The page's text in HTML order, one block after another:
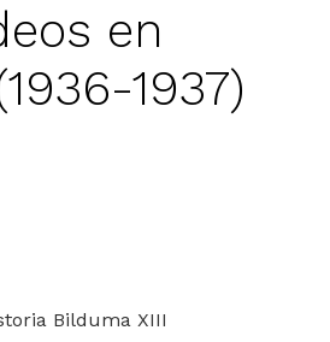
en
1937)
Bilduma XIII